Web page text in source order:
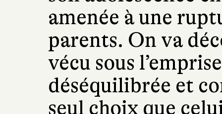
amenée à une
parents. On va
vécu sous
déséquilibrée et
seul choix que